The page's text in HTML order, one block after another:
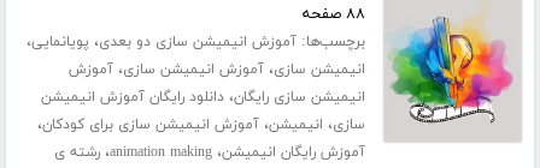
۸۸ صفحه
برچسب‌ها:آموزش انیمیشن سازی دو بعدی، پویانمایی،
انیمیشن سازی،آموزش انیمیشن سازی،آموزش
انیمیشن سازی رایگان،دانلود رایگان آموزش انیمیشن
سازی، انیمیشن،آموزش انیمیشن سازی برای کودکان،
آموزش رایگان انیمیشن،animation making،رشته ی